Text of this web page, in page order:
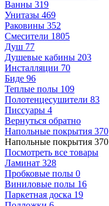
Ванны 319
Унитазы 469
Раковины 352
Смесители 1805
Душ 77
Душевые кабины 203
Инсталляции 70
Биде 96
Теплые полы 109
Полотенцесушители 83
Писсуары 4
Вернуться обратно
Напольные покрытия 370
Напольные покрытия 370
Посмотреть все товары
Ламинат 328
Пробковые полы 0
Виниловые полы 16
Паркетная доска 19